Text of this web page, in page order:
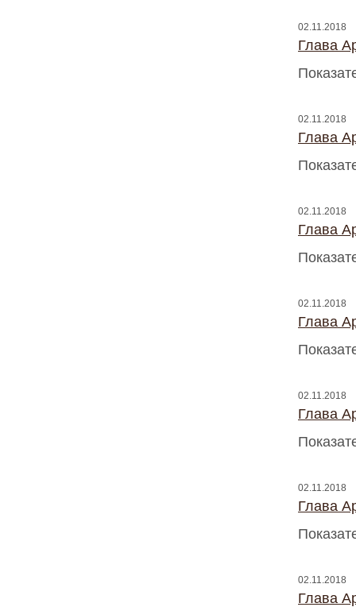
02.11.2018
Глава
02.11.2018
Глава
02.11.2018
Глава
02.11.2018
Глава
02.11.2018
Глава
02.11.2018
Глава
02.11.2018
Глава